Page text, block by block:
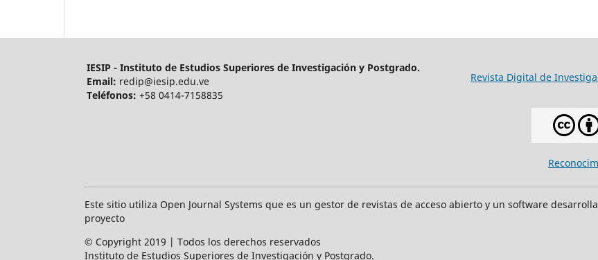
IESIP - Instituto de Estudios Superiores de Investigación y Postgrado.
Email: redip@iesip.edu.ve
Teléfonos: +58 0414-7158835
Revista Digital de
Este sitio utiliza Open Journal Systems que es un gestor de revistas de acceso abierto y un software
proyecto
© Copyright 2019 | Todos los derechos reservados
Instituto de Estudios Superiores de Investigación y Postgrado.